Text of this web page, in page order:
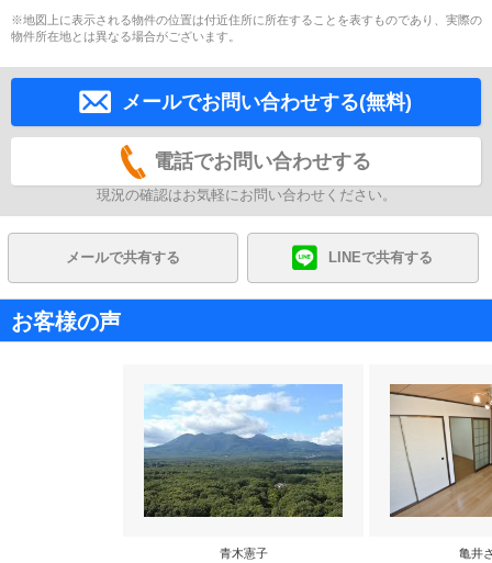
※地図上に表示される物件の位置は付近住所に所在することを表すものであり、実際の
物件所在地とは異なる場合がございます。
メールでお問い合わせする(無料)
電話でお問い合わせする
現況の確認はお気軽にお問い合わせください。
メールで共有する LINEで共有する
お客様の声
青木憲子 亀井